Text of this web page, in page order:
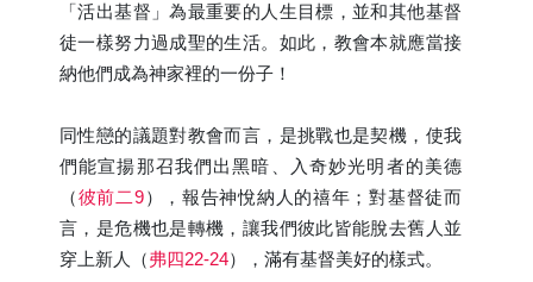
「活出基督」為最重要的人生目標，並和其他基督
徒一樣努力過成聖的生活。如此，教會本就應當接
納他們成為神家裡的一份子！
同性戀的議題對教會而言，是挑戰也是契機，使我
們能宣揚那召我們出黑暗、入奇妙光明者的美德
（彼前二9），報告神悅納人的禧年；對基督徒而
言，是危機也是轉機，讓我們彼此皆能脫去舊人並
穿上新人（弗四22-24），滿有基督美好的樣式。